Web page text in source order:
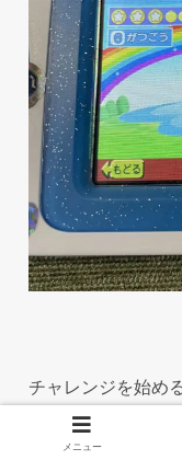
チャレンジを始め
トします。コラシ
メニュー